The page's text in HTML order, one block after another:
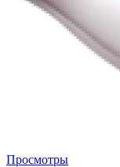
Просмотры